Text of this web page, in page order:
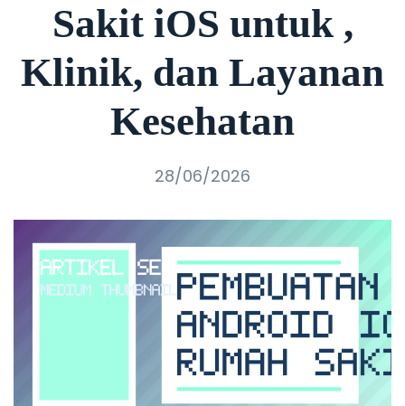
Sakit iOS untuk ,
Klinik, dan Layanan
Kesehatan
28/06/2026